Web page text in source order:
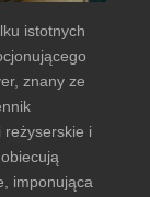
istotnych
znany ze
reżyserskie i
imponująca